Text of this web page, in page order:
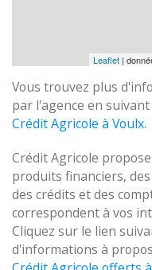
Leaflet |
Vous trouvez plus
par l'agence en suivant
Crédit Agricole à Voulx.
Crédit Agricole
produits financiers,
des crédits et des
correspondent à vos
Cliquez sur le lien
d'informations à